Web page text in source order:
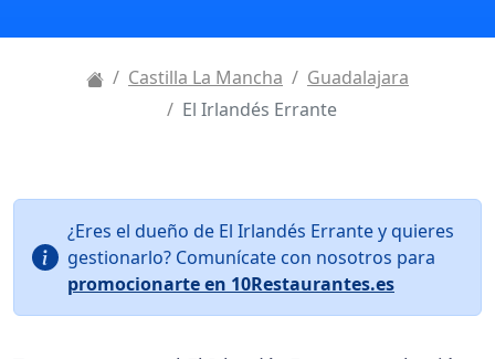
Castilla La Mancha
Guadalajara
El Irlandés Errante
¿Eres el dueño de El Irlandés Errante y quieres
gestionarlo? Comunícate con nosotros para
promocionarte en 10Restaurantes.es